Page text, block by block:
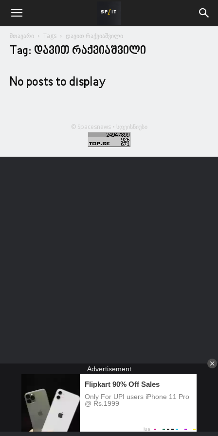
მთავარი Tags დავით რაქვიაშვილი
Tag: დავით რაქვიაშვილი
No posts to display
© Spacesnews • სფეისნიუსი